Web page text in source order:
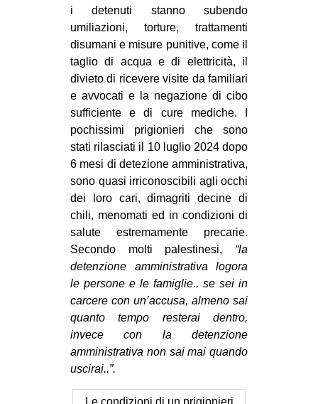
i detenuti stanno subendo
umiliazioni, torture, trattamenti
disumani e misure punitive, come il
taglio di acqua e di elettricità, il
divieto di ricevere visite da familiari
e avvocati e la negazione di cibo
sufficiente e di cure mediche. I
pochissimi prigionieri che sono
stati rilasciati il 10 luglio 2024 dopo
6 mesi di detezione amministrativa,
sono quasi irriconoscibili agli occhi
dei loro cari, dimagriti decine di
chili, menomati ed in condizioni di
salute estremamente precarie.
Secondo molti palestinesi, “la
detenzione amministrativa logora
le persone e le famiglie.. se sei in
carcere con un’accusa, almeno sai
quanto tempo resterai dentro,
invece con la detenzione
amministrativa non sai mai quando
uscirai..”.
Le condizioni di un prigionieri